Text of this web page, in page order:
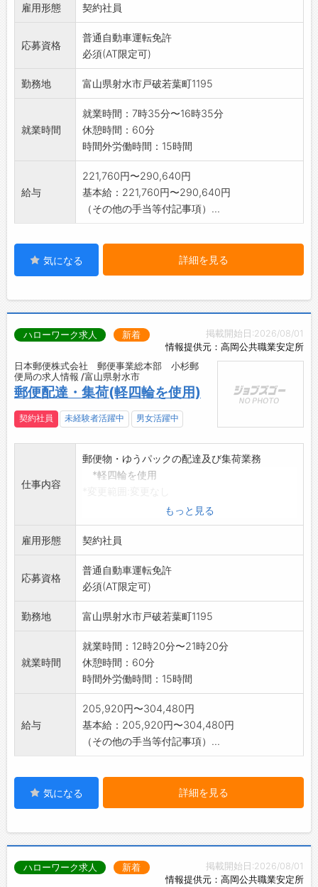
雇用形態 契約社員
応募資格
普通自動車運転免許
必須(AT限定可)
勤務地 富山県射水市戸破若葉町1195
就業時間
就業時間：7時35分〜16時35分
休憩時間：60分
時間外労働時間：15時間
給与
221,760円〜290,640円
基本給：221,760円〜290,640円
（その他の手当等付記事項）...
気になる 詳細を見る
掲載開始日:2026/08/01
情報提供元：高岡公共職業安定所
ハローワーク求人 新着
日本郵便株式会社 郵便事業総本部 小杉郵
便局の求人情報 /富山県射水市
郵便配達・集荷(軽四輪を使用)
契約社員 未経験者活躍中 男女活躍中
仕事内容
郵便物・ゆうパックの配達及び集荷業務
*軽四輪を使用
もっと見る
雇用形態 契約社員
応募資格
普通自動車運転免許
必須(AT限定可)
勤務地 富山県射水市戸破若葉町1195
就業時間
就業時間：12時20分〜21時20分
休憩時間：60分
時間外労働時間：15時間
給与
205,920円〜304,480円
基本給：205,920円〜304,480円
（その他の手当等付記事項）...
気になる 詳細を見る
掲載開始日:2026/08/01
情報提供元：高岡公共職業安定所
ハローワーク求人 新着